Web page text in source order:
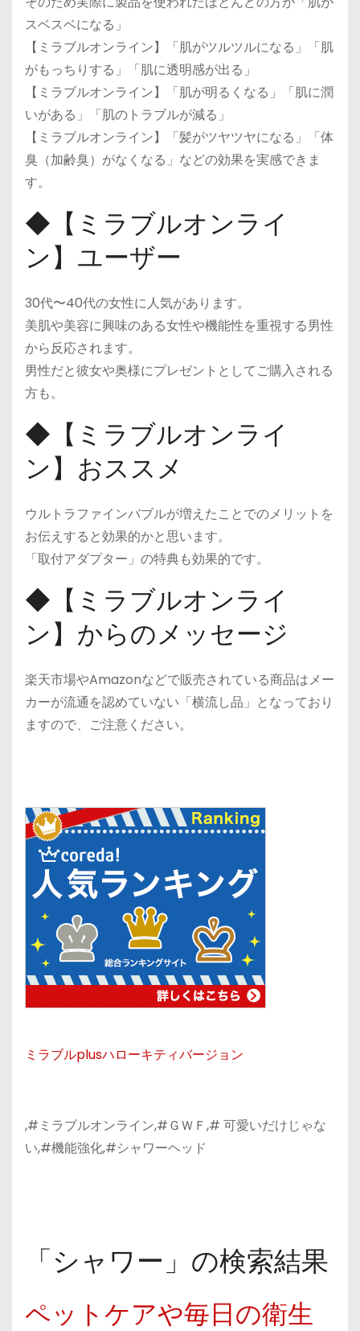
スベスベになる」
【ミラブルオンライン】「肌がツルツルになる」「肌
がもっちりする」「肌に透明感が出る」
【ミラブルオンライン】「肌が明るくなる」「肌に潤
いがある」「肌のトラブルが減る」
【ミラブルオンライン】「髪がツヤツヤになる」「体
臭（加齢臭）がなくなる」などの効果を実感できま
す。
◆【ミラブルオンライ
ン】ユーザー
30代〜40代の女性に人気があります。
美肌や美容に興味のある女性や機能性を重視する男性
から反応されます。
男性だと彼女や奥様にプレゼントとしてご購入される
方も。
◆【ミラブルオンライ
ン】おススメ
ウルトラファインバブルが増えたことでのメリットを
お伝えすると効果的かと思います。
「取付アダプター」の特典も効果的です。
◆【ミラブルオンライ
ン】からのメッセージ
楽天市場やAmazonなどで販売されている商品はメー
カーが流通を認めていない「横流し品」となっており
ますので、ご注意ください。
ミラブルplusハローキティバージョン
,#ミラブルオンライン,#ＧＷＦ,# 可愛いだけじゃな
い,#機能強化,#シャワーヘッド
「シャワー」の検索結果
ペットケアや毎日の衛生